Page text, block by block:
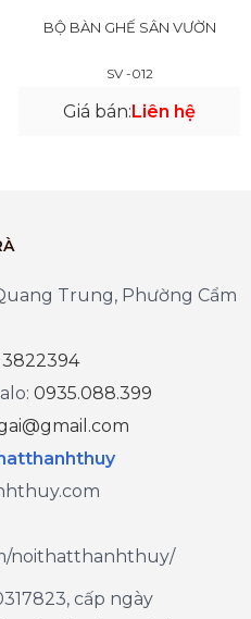
BỘ BÀN GHẾ SÂN VƯỜN
SV -012
Giá bán:Liên hệ
Trung, Phường Cẩm
0935.088.399
noithatthanhthuy/
cấp ngày